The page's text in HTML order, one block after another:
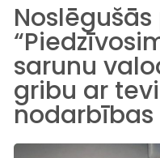
sarunu
gribu ar